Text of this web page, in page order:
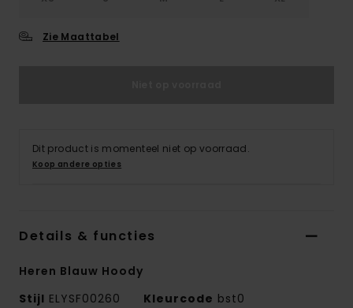
Zie Maattabel
Dit product is momenteel niet op voorraad.
Koop andere opties
Details & functies
Heren Blauw Hoody
Stijl ELYSF00260 Kleurcode bst0